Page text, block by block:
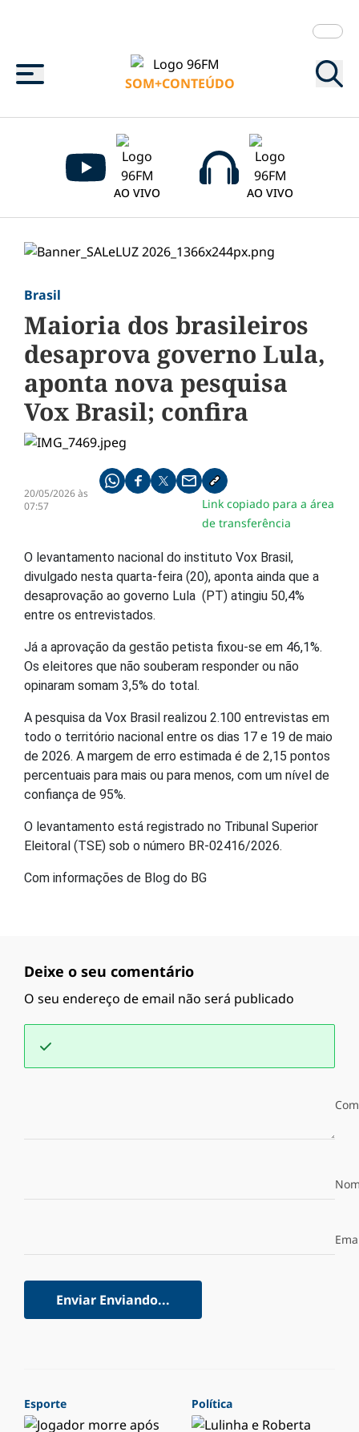
Menu
SOM+CONTEÚDO
AO VIVO AO VIVO
Brasil
Maioria dos brasileiros
desaprova governo Lula,
aponta nova pesquisa
Vox Brasil; confira
20/05/2026 às
07:57
Compartilhe pelo whatsapp
Compartilhar no facebook
Compartilhar no twitter
Compartilhe pelo email
Copiar link da notícia
Link copiado para a área
de transferência
O levantamento nacional do instituto Vox Brasil,
divulgado nesta quarta-feira (20), aponta ainda que a
desaprovação ao governo Lula (PT) atingiu 50,4%
entre os entrevistados.
Já a aprovação da gestão petista fixou-se em 46,1%.
Os eleitores que não souberam responder ou não
opinaram somam 3,5% do total.
A pesquisa da Vox Brasil realizou 2.100 entrevistas em
todo o território nacional entre os dias 17 e 19 de maio
de 2026. A margem de erro estimada é de 2,15 pontos
percentuais para mais ou para menos, com um nível de
confiança de 95%.
O levantamento está registrado no Tribunal Superior
Eleitoral (TSE) sob o número BR-02416/2026.
Com informações de Blog do BG
Deixe o seu comentário
O seu endereço de email não será publicado
Enviar Enviando...
Esporte Política